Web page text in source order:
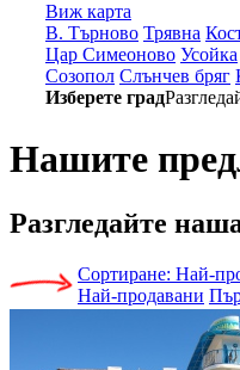
Виж карта
В. Търново Трявна
Цар Симеоново Усойка
Созопол Слънчев бряг
Изберете град
Нашите
Разгледайте
Сортиране: Най-
Най-продавани